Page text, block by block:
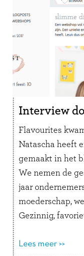
Interview
Flavourites
Natascha heeft
gemaakt in het
We nemen de
jaar
moederschap,
Gezinnig,
Lees meer >>